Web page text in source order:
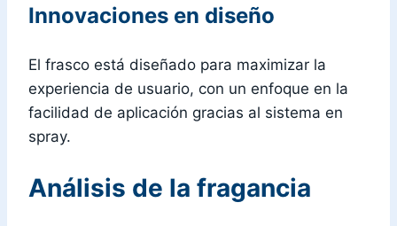
Innovaciones en diseño
El frasco está diseñado para maximizar la
experiencia de usuario, con un enfoque en la
facilidad de aplicación gracias al sistema en
spray.
Análisis de la fragancia